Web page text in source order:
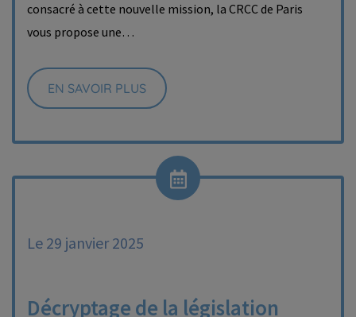
consacré à cette nouvelle mission, la CRCC de Paris
vous propose une…
EN SAVOIR PLUS
Le 29 janvier 2025
Décryptage de la législation